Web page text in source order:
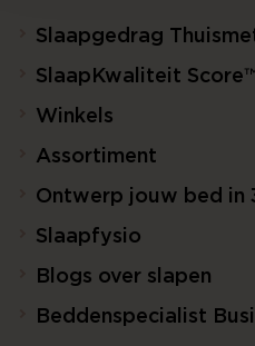
Slaapgedrag
SlaapKwaliteit
Winkels
Assortiment
Ontwerp jouw bed in
Slaapfysio
Blogs over slapen
Beddenspecialist